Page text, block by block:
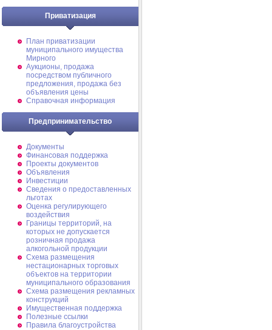
Приватизация
План приватизации
муниципального имущества
Мирного
Аукционы, продажа
посредством публичного
предложения, продажа без
объявления цены
Справочная информация
Предпринимательство
Документы
Финансовая поддержка
Проекты документов
Объявления
Инвестиции
Сведения о предоставленных
льготах
Оценка регулирующего
воздействия
Границы территорий, на
которых не допускается
розничная продажа
алкогольной продукции
Схема размещения
нестационарных торговых
объектов на территории
муниципального образования
Схема размещения рекламных
конструкций
Имущественная поддержка
Полезные ссылки
Правила благоустройства